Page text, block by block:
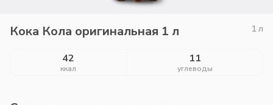
Кока Кола оригинальная 1 л 1 л
42
ккал
11
углеводы